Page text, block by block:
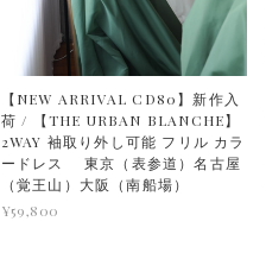
【NEW ARRIVAL CD80】新作入
荷 / 【THE URBAN BLANCHE】
2WAY 袖取り外し可能 フリル カラ
ードレス 東京（表参道）名古屋
（覚王山）大阪（南船場）
¥59,800